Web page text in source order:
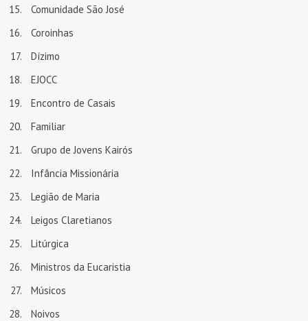
Comunidade São José
Coroinhas
Dízimo
EJOCC
Encontro de Casais
Familiar
Grupo de Jovens Kairós
Infância Missionária
Legião de Maria
Leigos Claretianos
Litúrgica
Ministros da Eucaristia
Músicos
Noivos